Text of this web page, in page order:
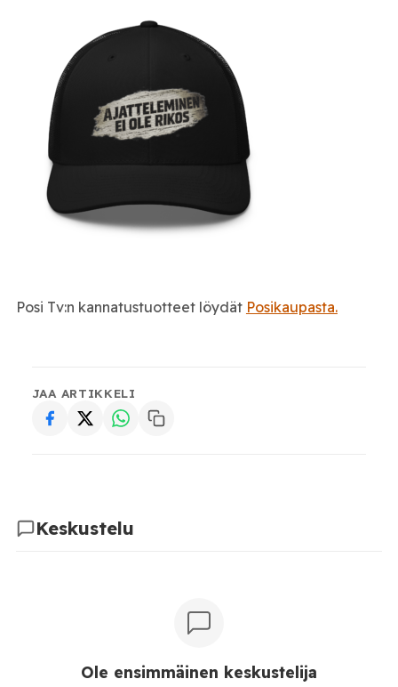
Posi Tv:n kannatustuotteet löydät Posikaupasta.
JAA ARTIKKELI
Keskustelu
Ole ensimmäinen keskustelija